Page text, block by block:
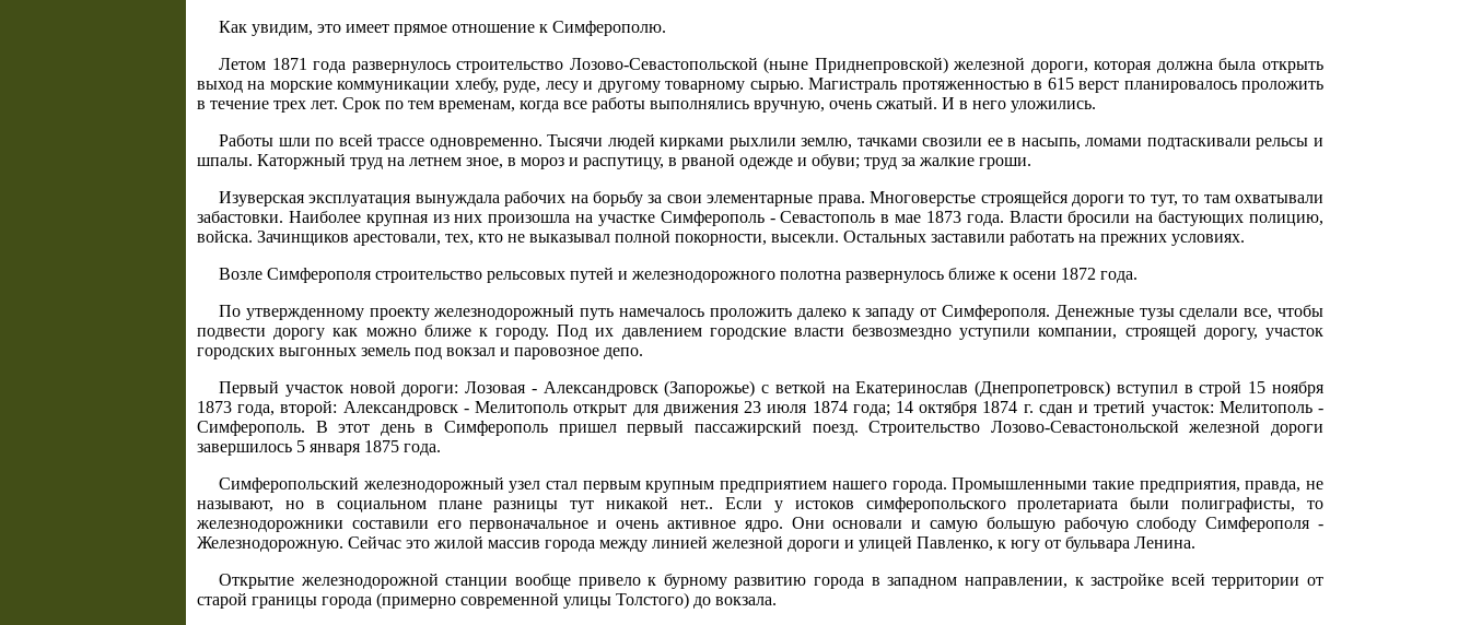
Как увидим, это имеет прямое отношение к Симферополю.
Летом 1871 года развернулось строительство Лозово-Севастопольской (ныне Приднепровской) железной дороги, которая должна была открыть
выход на морские коммуникации хлебу, руде, лесу и другому товарному сырью. Магистраль протяженностью в 615 верст планировалось проложить
в течение трех лет. Срок по тем временам, когда все работы выполнялись вручную, очень сжатый. И в него уложились.
Работы шли по всей трассе одновременно. Тысячи людей кирками рыхлили землю, тачками свозили ее в насыпь, ломами подтаскивали рельсы и
шпалы. Каторжный труд на летнем зное, в мороз и распутицу, в рваной одежде и обуви; труд за жалкие гроши.
Изуверская эксплуатация вынуждала рабочих на борьбу за свои элементарные права. Многоверстье строящейся дороги то тут, то там охватывали
забастовки. Наиболее крупная из них произошла на участке Симферополь - Севастополь в мае 1873 года. Власти бросили на бастующих полицию,
войска. Зачинщиков арестовали, тех, кто не выказывал полной покорности, высекли. Остальных заставили работать на прежних условиях.
Возле Симферополя строительство рельсовых путей и железнодорожного полотна развернулось ближе к осени 1872 года.
По утвержденному проекту железнодорожный путь намечалось проложить далеко к западу от Симферополя. Денежные тузы сделали все, чтобы
подвести дорогу как можно ближе к городу. Под их давлением городские власти безвозмездно уступили компании, строящей дорогу, участок
городских выгонных земель под вокзал и паровозное депо.
Первый участок новой дороги: Лозовая - Александровск (Запорожье) с веткой на Екатеринослав (Днепропетровск) вступил в строй 15 ноября
1873 года, второй: Александровск - Мелитополь открыт для движения 23 июля 1874 года; 14 октября 1874 г. сдан и третий участок: Мелитополь -
Симферополь. В этот день в Симферополь пришел первый пассажирский поезд. Строительство Лозово-Севастонольской железной дороги
завершилось 5 января 1875 года.
Симферопольский железнодорожный узел стал первым крупным предприятием нашего города. Промышленными такие предприятия, правда, не
называют, но в социальном плане разницы тут никакой нет.. Если у истоков симферопольского пролетариата были полиграфисты, то
железнодорожники составили его первоначальное и очень активное ядро. Они основали и самую большую рабочую слободу Симферополя -
Железнодорожную. Сейчас это жилой массив города между линией железной дороги и улицей Павленко, к югу от бульвара Ленина.
Открытие железнодорожной станции вообще привело к бурному развитию города в западном направлении, к застройке всей территории от
старой границы города (примерно современной улицы Толстого) до вокзала.